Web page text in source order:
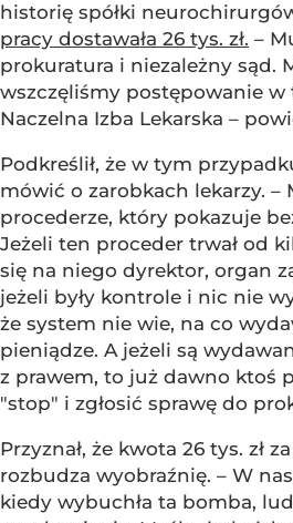
historię spółki
pracy dostawała 26 tys. zł. –
prokuratura i niezależny sąd.
wszczęliśmy postępowanie w
Naczelna Izba Lekarska –
Podkreślił, że w tym
mówić o zarobkach lekarzy. –
procederze, który pokazuje
Jeżeli ten proceder trwał od
się na niego dyrektor, organ
jeżeli były kontrole i nic nie
że system nie wie, na co
pieniądze. A jeżeli są
z prawem, to już dawno ktoś
"stop" i zgłosić sprawę do
Przyznał, że kwota 26 tys. zł
rozbudza wyobraźnię. – W
kiedy wybuchła ta bomba,